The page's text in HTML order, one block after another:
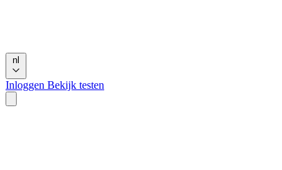
nl
Inloggen Bekijk testen